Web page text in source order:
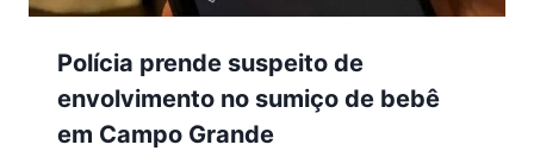
Polícia prende suspeito de
envolvimento no sumiço de bebê
em Campo Grande